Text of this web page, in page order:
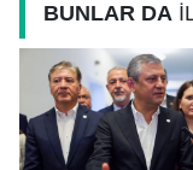
BUNLAR DA